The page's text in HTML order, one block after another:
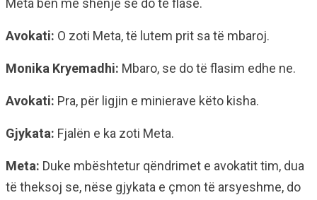
Meta bën me shenjë se do të flasë.
Avokati: O zoti Meta, të lutem prit sa të mbaroj.
Monika Kryemadhi: Mbaro, se do të flasim edhe ne.
Avokati: Pra, për ligjin e minierave këto kisha.
Gjykata: Fjalën e ka zoti Meta.
Meta: Duke mbështetur qëndrimet e avokatit tim, dua
të theksoj se, nëse gjykata e çmon të arsyeshme, do